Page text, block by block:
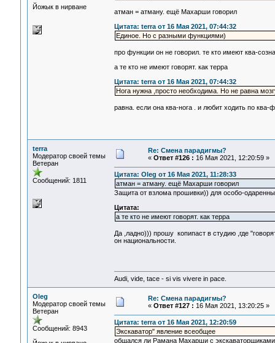
Йожык в нирване
атман = атману. ещё Махарши говорил
Цитата: terra от 16 Мая 2021, 07:44:32
Единое. Но с разными функциями)
про функции он не говорил. те кто имеют ква-
а те кто не имеют говорят. как терра
Цитата: terra от 16 Мая 2021, 07:44:32
Нога нужна ,просто необходима. Но не равна
равна. если она ква-нога . и любит ходить по ква-
terra
Модератор своей темы
Ветеран
Сообщений: 1811
Re: Смена парадигмы?
« Ответ #126 : 16 Мая 2021, 12:20:59 »
Цитата: Oleg от 16 Мая 2021, 11:28:33
атман = атману. ещё Махарши говорил
Защита от взлома прошивки)) для особо-
Цитата:
а те кто не имеют говорят. как терра
Да ,ладно))) прошу копипаст в студию ,где
он национальности.
Audi, vide, tace - si vis vivere in pace.
Oleg
Модератор своей темы
Ветеран
Сообщений: 8943
Re: Смена парадигмы?
« Ответ #127 : 16 Мая 2021, 13:20:25 »
Цитата: terra от 16 Мая 2021, 12:20:59
Экскаватор" явление всеобщее
общался ли Рамана Махарши с